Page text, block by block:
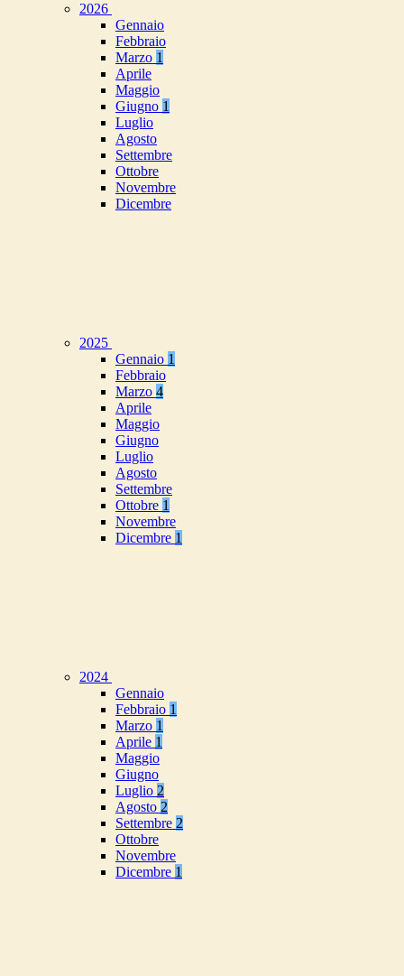
2026
Gennaio
Febbraio
Marzo 1
Aprile
Maggio
Giugno 1
Luglio
Agosto
Settembre
Ottobre
Novembre
Dicembre
2025
Gennaio 1
Febbraio
Marzo 4
Aprile
Maggio
Giugno
Luglio
Agosto
Settembre
Ottobre 1
Novembre
Dicembre 1
2024
Gennaio
Febbraio 1
Marzo 1
Aprile 1
Maggio
Giugno
Luglio 2
Agosto 2
Settembre 2
Ottobre
Novembre
Dicembre 1